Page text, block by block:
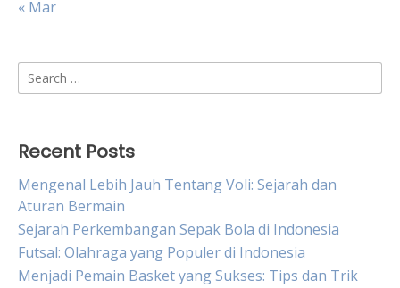
« Mar
Search
for:
Recent Posts
Mengenal Lebih Jauh Tentang Voli: Sejarah dan
Aturan Bermain
Sejarah Perkembangan Sepak Bola di Indonesia
Futsal: Olahraga yang Populer di Indonesia
Menjadi Pemain Basket yang Sukses: Tips dan Trik